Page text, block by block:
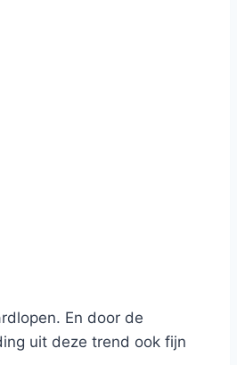
En door de
uit deze trend ook fijn